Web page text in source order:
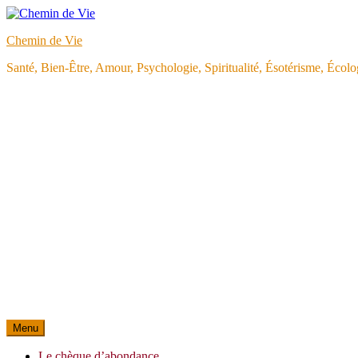
Aller
contenu
Chemin de Vie
Santé, Bien-Être, Amour, Psychologie, Spiritualité, Ésotérisme,
Menu